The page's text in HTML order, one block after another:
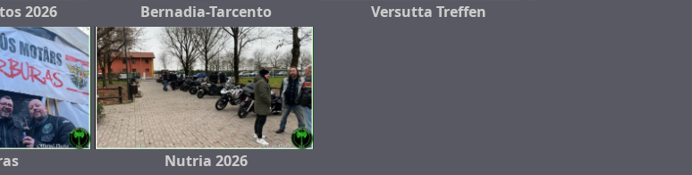
2026 Bernadia-Tarcento Versutta Treffen
Nutria 2026